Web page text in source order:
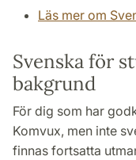
Läs mer om
Svenska för
bakgrund
För dig som har
Komvux, men inte
finnas fortsatta